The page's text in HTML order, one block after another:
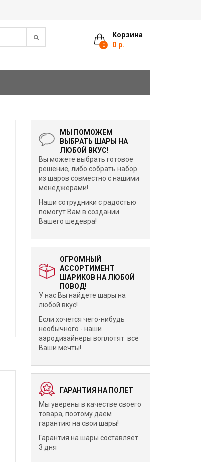
Корзина
0 0 р.
МЫ ПОМОЖЕМ
ВЫБРАТЬ ШАРЫ НА
ЛЮБОЙ ВКУС!
Вы можете выбрать готовое
решение, либо собрать набор
из шаров совместно с нашими
менеджерами!
Наши сотрудники с радостью
помогут Вам в создании
Вашего шедевра!
ОГРОМНЫЙ
АССОРТИМЕНТ
ШАРИКОВ НА ЛЮБОЙ
ПОВОД!
У нас Вы найдете шары на
любой вкус!
Если хочется чего-нибудь
необычного - наши
аэродизайнеры воплотят все
Ваши мечты!
ГАРАНТИЯ НА ПОЛЕТ
Мы уверены в качестве своего
товара, поэтому даем
гарантию на свои шары!
Гарантия на шары составляет
3 дня